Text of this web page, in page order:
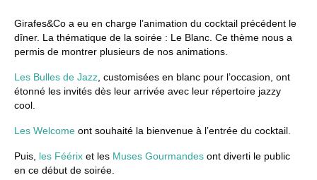
Girafes&Co a eu en charge l’animation du cocktail précédent le
dîner. La thématique de la soirée : Le Blanc. Ce thème nous a
permis de montrer plusieurs de nos animations.
Les Bulles de Jazz, customisées en blanc pour l’occasion, ont
étonné les invités dès leur arrivée avec leur répertoire jazzy
cool.
Les Welcome ont souhaité la bienvenue à l’entrée du cocktail.
Puis, les Féérix et les Muses Gourmandes ont diverti le public
en ce début de soirée.